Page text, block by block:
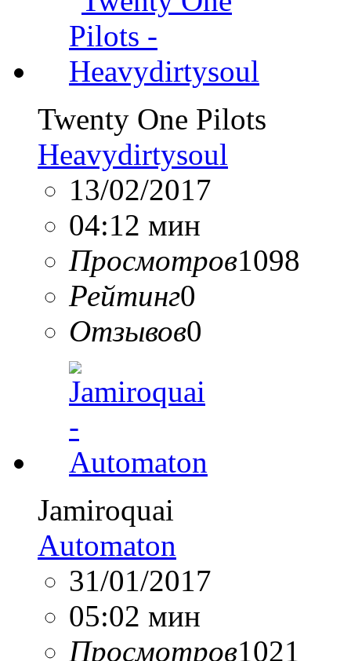
Twenty One Pilots
Heavydirtysoul
13/02/2017
04:12 мин
Просмотров1098
Рейтинг0
Отзывов0
Jamiroquai
Automaton
31/01/2017
05:02 мин
Просмотров1021